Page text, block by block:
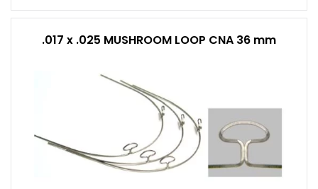
.017 x .025 MUSHROOM LOOP CNA 36 mm